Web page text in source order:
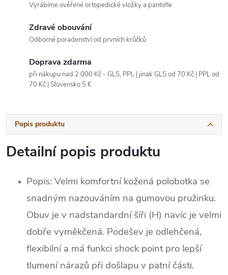
Vyrábíme ověřené ortopedické vložky a pantofle
Zdravé obouvání
Odborné poradenství od prvních krůčků
Doprava zdarma
při nákupu nad 2 000 Kč - GLS, PPL | jinak GLS od 70 Kč | PPL od
70 Kč | Slovensko 5 €
Popis produktu
Detailní popis produktu
Popis: Velmi komfortní kožená polobotka se
snadným nazouváním na gumovou pružinku.
Obuv je v nadstandardní šíři (H) navíc je velmi
dobře vyměkčená. Podešev je odlehčená,
flexibilní a má funkci shock point pro lepší
tlumení nárazů při došlapu v patní části.